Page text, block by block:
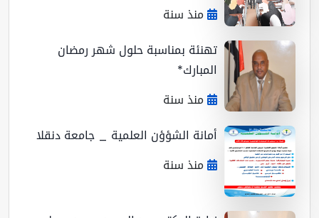
منذ سنة
تهنئة بمناسبة حلول شهر رمضان
المبارك*
منذ سنة
أمانة الشؤؤن العلمية _ جامعة دنقلا
منذ سنة